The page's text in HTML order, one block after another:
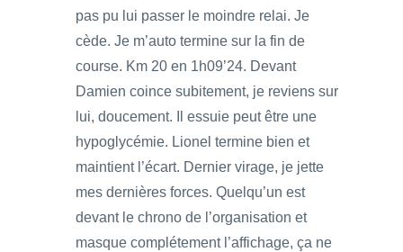
pas pu lui passer le moindre relai. Je
cède. Je m’auto termine sur la fin de
course. Km 20 en 1h09’24. Devant
Damien coince subitement, je reviens sur
lui, doucement. Il essuie peut être une
hypoglycémie. Lionel termine bien et
maintient l’écart. Dernier virage, je jette
mes dernières forces. Quelqu’un est
devant le chrono de l’organisation et
masque complétement l’affichage, ça ne